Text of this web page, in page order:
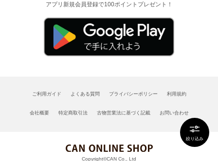
絞り込み
アプリ新規会員登録で100ポイントプレゼント！
ご利用ガイド よくある質問 プライバシーポリシー 利用規約
会社概要 特定商取引法 古物営業法に基づく記載 お問い合わせ
Copyright©CAN Co., Ltd